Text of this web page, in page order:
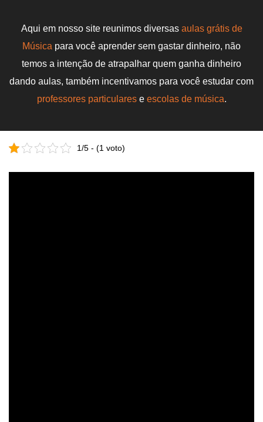
Aqui em nosso site reunimos diversas aulas grátis de
Música para você aprender sem gastar dinheiro, não
temos a intenção de atrapalhar quem ganha dinheiro
dando aulas, também incentivamos para você estudar com
professores particularese escolas de música.
1/5 - (1 voto)